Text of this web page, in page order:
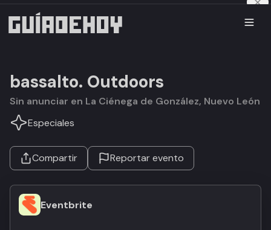
bassalto. Outdoors
Sin anunciar en La Ciénega de González, Nuevo León
Especiales
Compartir Reportar evento
Eventbrite